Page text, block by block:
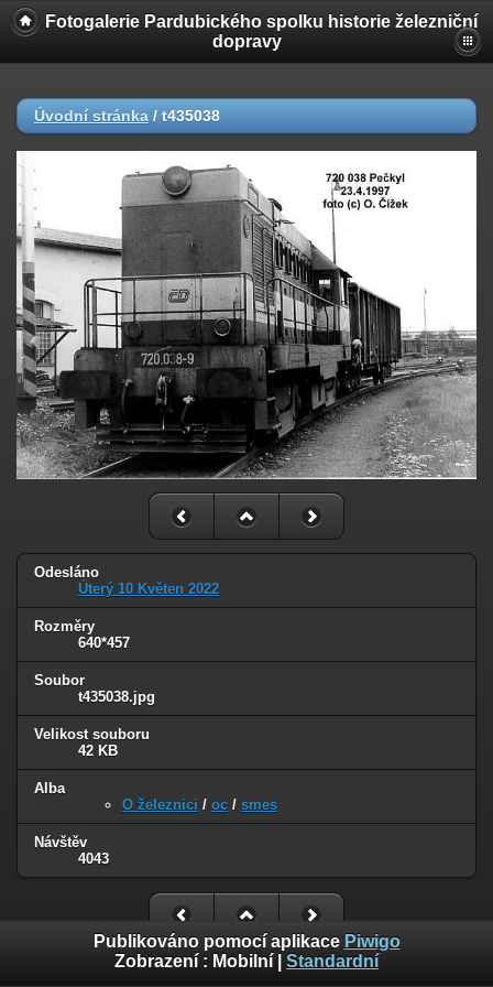
Fotogalerie Pardubického spolku historie železniční
dopravy
Úvodní stránka / t435038
Odesláno
Úterý 10 Květen 2022
Rozměry
640*457
Soubor
t435038.jpg
Velikost souboru
42 KB
Alba
O železnici / oc / smes
Návštěv
4043
Publikováno pomocí aplikace Piwigo
Zobrazení : Mobilní Standardní